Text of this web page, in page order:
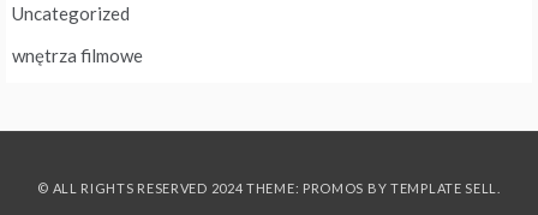
Uncategorized
wnętrza filmowe
© ALL RIGHTS RESERVED 2024 THEME: PROMOS BY TEMPLATE SELL